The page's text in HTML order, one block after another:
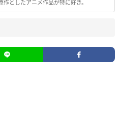
としたアニメ作品が特に好き。